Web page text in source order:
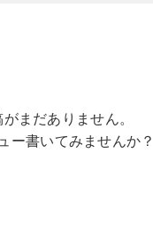
まだありません。
ー書いてみませんか？